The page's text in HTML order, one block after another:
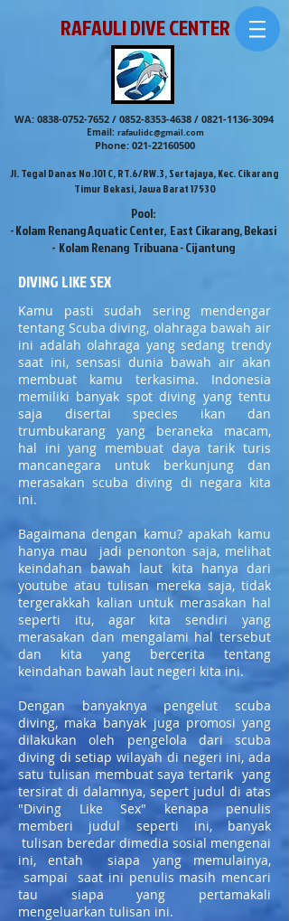
RAFAULI DIVE CENTER
WA: 0838-0752-7652/ 0852-8353-4638/ 0821-1136-3094
Email: rafaulidc@gmail.com
Phone: 021-22160500
Jl. Tegal Danas No.101 C, RT.6/RW.3, Sertajaya, Kec. Cikarang
Timur Bekasi, Jawa Barat 17530
Pool:
- Kolam Renang Aquatic Center, East Cikarang, Bekasi
- Kolam Renang Tribuana - Cijantung
DIVING LIKE SEX
Kamu pasti sudah sering mendengar
tentang Scuba diving, olahraga bawah air
ini adalah olahraga yang sedang trendy
saat ini, sensasi dunia bawah air akan
membuat kamu terkasima. Indonesia
memiliki banyak spot diving yang tentu
saja disertai species ikan dan
trumbukarang yang beraneka macam,
hal ini yang membuat daya tarik turis
mancanegara untuk berkunjung dan
merasakan scuba diving di negara kita
ini.
Bagaimana dengan kamu? apakah kamu
hanya mau jadi penonton saja, melihat
keindahan bawah laut kita hanya dari
youtube atau tulisan mereka saja, tidak
tergerakkah kalian untuk merasakan hal
seperti itu, agar kita sendiri yang
merasakan dan mengalami hal tersebut
dan kita yang bercerita tentang
keindahan bawah laut negeri kita ini.
Dengan banyaknya pengelut scuba
diving, maka banyak juga promosi yang
dilakukan oleh pengelola dari scuba
diving di setiap wilayah di negeri ini, ada
satu tulisan membuat saya tertarik yang
tersirat di dalamnya, sepert judul di atas
"Diving Like Sex" kenapa penulis
memberi judul seperti ini, banyak
tulisan beredar dimedia sosial mengenai
ini, entah siapa yang memulainya,
sampai saat ini penulis masih mencari
tau siapa yang pertamakali
mengeluarkan tulisan ini.